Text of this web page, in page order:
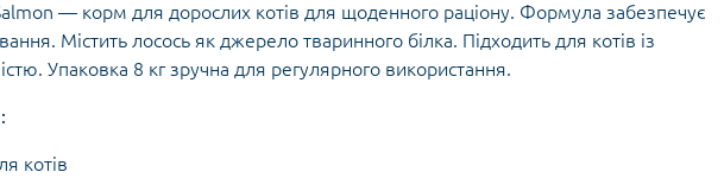
— корм для дорослих котів для щоденного раціону. Формула забезпечує
Містить лосось як джерело тваринного білка. Підходить для котів із
Упаковка 8 кг зручна для регулярного використання.
котів